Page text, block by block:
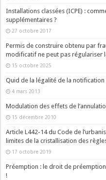
Installations classées (ICPE) :
supplémentaires ?
27 octobre 2017
Permis de construire obtenu par
modificatif ne peut pas régulariser
15 octobre 2025
Quid de la légalité de la
4 mars 2013
Modulation des effets de
15 décembre 2010
Article L442-14 du Code de
limites de la cristallisation des
17 octobre 2019
Préemption : le droit de
!